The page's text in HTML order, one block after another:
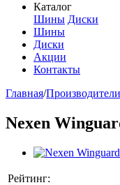
Каталог
Шины Диски
Шины
Диски
Акции
Контакты
Главная/Производители
Nexen
Рейтинг: